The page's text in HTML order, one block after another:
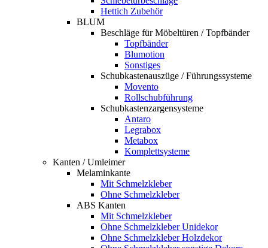
Hettich Zubehör
BLUM
Beschläge für Möbeltüren / Topfbänder
Topfbänder
Blumotion
Sonstiges
Schubkastenauszüge / Führungssysteme
Movento
Rollschubführung
Schubkastenzargensysteme
Antaro
Legrabox
Metabox
Komplettsysteme
Kanten / Umleimer
Melaminkante
Mit Schmelzkleber
Ohne Schmelzkleber
ABS Kanten
Mit Schmelzkleber
Ohne Schmelzkleber Unidekor
Ohne Schmelzkleber Holzdekor